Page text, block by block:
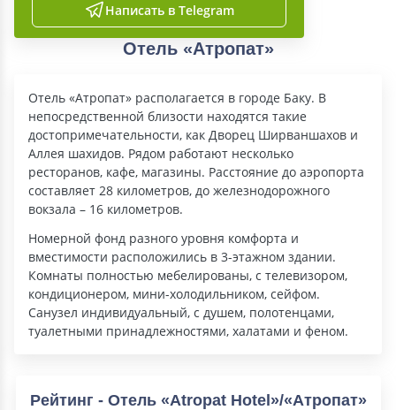
Написать в Telegram
Отель «Атропат»
Отель «Атропат» располагается в городе Баку. В
непосредственной близости находятся такие
достопримечательности, как Дворец Ширваншахов и
Аллея шахидов. Рядом работают несколько
ресторанов, кафе, магазины. Расстояние до аэропорта
составляет 28 километров, до железнодорожного
вокзала – 16 километров.
Номерной фонд разного уровня комфорта и
вместимости расположились в 3-этажном здании.
Комнаты полностью мебелированы, с телевизором,
кондиционером, мини-холодильником, сейфом.
Санузел индивидуальный, с душем, полотенцами,
туалетными принадлежностями, халатами и феном.
Рейтинг - Отель «Atropat Hotel»/«Атропат»